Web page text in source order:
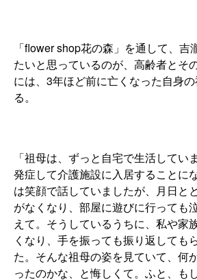
「flower shop花の森」を通して、吉
たいと思っているのが、高齢者とそ
には、3年ほど前に亡くなった自身
る。
「祖母は、ずっと自宅で生活してい
発症して介護施設に入居することに
は笑顔で話していましたが、月日と
がなくなり、部屋に遊びに行っても
えて。そうしているうちに、私や家
くなり、手を振っても振り返しても
た。そんな祖母の姿を見ていて、何
ったのかな、と悔しくて。ふと、も